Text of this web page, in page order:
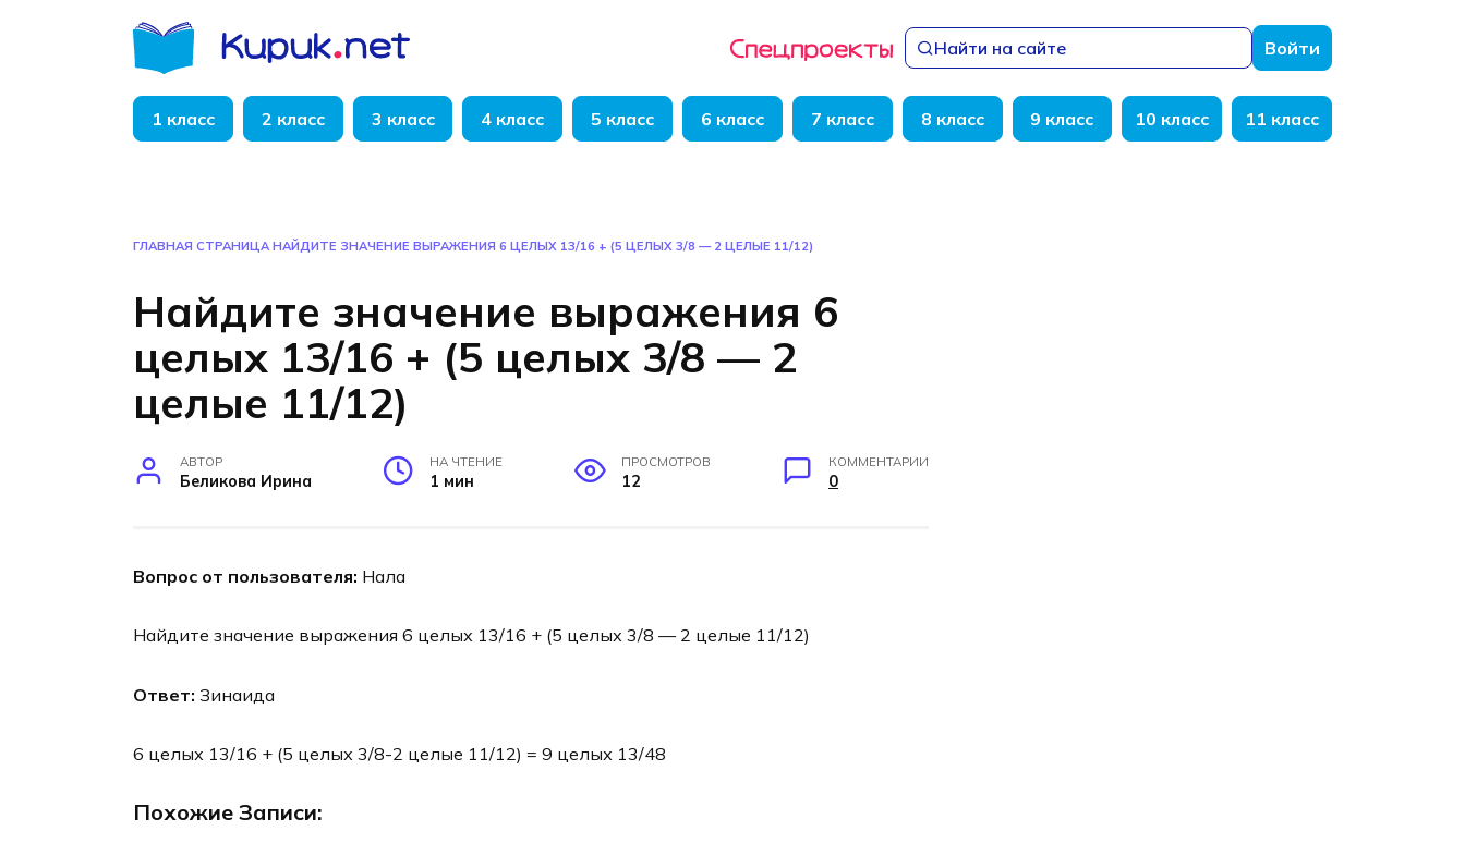
Найти на сайте Войти
1 класс 2 класс 3 класс 4 класс 5 класс 6 класс 7 класс 8 класс 9 класс 10 класс 11 класс
ГЛАВНАЯ СТРАНИЦА НАЙДИТЕ ЗНАЧЕНИЕ ВЫРАЖЕНИЯ 6 ЦЕЛЫХ 13/16 + (5 ЦЕЛЫХ 3/8 — 2 ЦЕЛЫЕ 11/12)
Найдите значение выражения 6
целых 13/16 + (5 целых 3/8 — 2
целые 11/12)
АВТОР
Беликова Ирина
НА ЧТЕНИЕ
1 мин
ПРОСМОТРОВ
12
КОММЕНТАРИИ
0
Вопрос от пользователя: Нала
Найдите значение выражения 6 целых 13/16 + (5 целых 3/8 — 2 целые 11/12)
Ответ: Зинаида
6 целых 13/16 + (5 целых 3/8-2 целые 11/12) = 9 целых 13/48
Похожие Записи: